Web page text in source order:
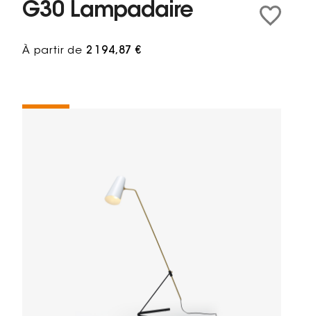
G30 Lampadaire
À partir de 2 194,87 €